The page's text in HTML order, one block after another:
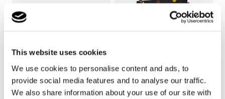
This website uses cookies
We use cookies to personalise content and ads, to
provide social media features and to analyse our traffic.
We also share information about your use of our site with
+11 +14